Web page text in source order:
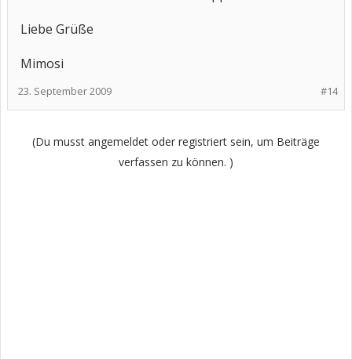
Liebe Grüße
Mimosi
#14
23. September 2009
(Du musst angemeldet oder registriert sein, um Beiträge
verfassen zu können. )